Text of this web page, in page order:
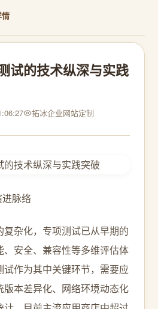
试的技术纵深与实践
拓冰企业网站定制
脉络
复杂化，专项测试已从早期的
安全、兼容性等多维评估体
试作为其中关键环节，需要应
版本差异化、网络环境动态化